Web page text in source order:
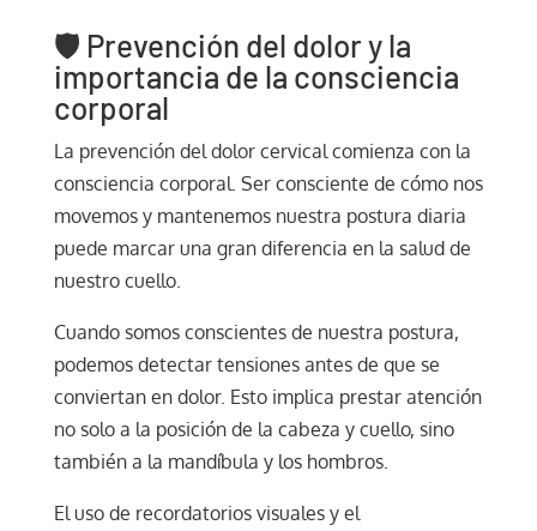
🛡️ Prevención del dolor y la
importancia de la consciencia
corporal
La prevención del dolor cervical comienza con la
consciencia corporal. Ser consciente de cómo nos
movemos y mantenemos nuestra postura diaria
puede marcar una gran diferencia en la salud de
nuestro cuello.
Cuando somos conscientes de nuestra postura,
podemos detectar tensiones antes de que se
conviertan en dolor. Esto implica prestar atención
no solo a la posición de la cabeza y cuello, sino
también a la mandíbula y los hombros.
El uso de recordatorios visuales y el